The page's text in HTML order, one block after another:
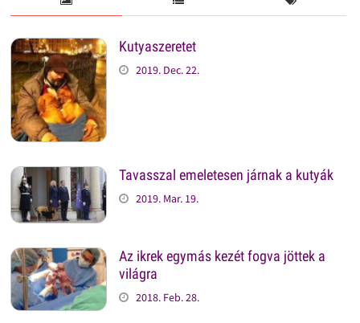
Kutyaszeretet
2019. Dec. 22.
Tavasszal emeletesen járnak a kutyák
2019. Mar. 19.
Az ikrek egymás kezét fogva jöttek a
világra
2018. Feb. 28.